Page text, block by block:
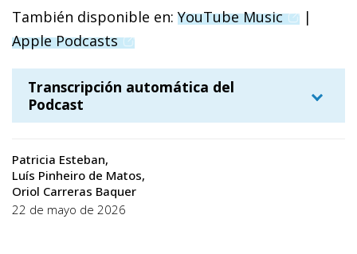
También disponible en: YouTube Music(opens in
|
Apple Podcasts(opens in a new window)
Transcripción automática del
Podcast
Patricia Esteban
Buenos días y bienvenidos a Economía
Express, el programa de CaixaBank
Patricia Esteban
Luís Pinheiro de Matos
Oriol Carreras Baquer
22 de mayo de 2026